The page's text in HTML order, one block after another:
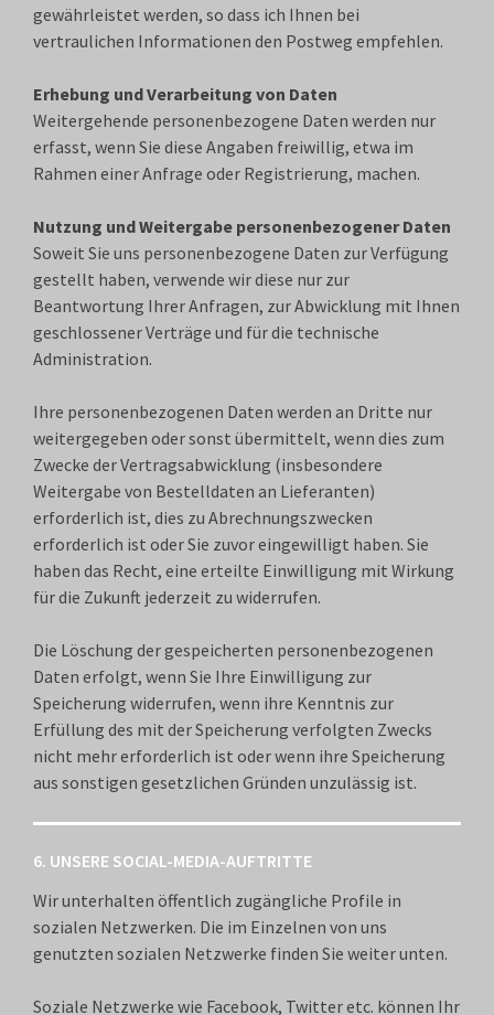
gewährleistet werden, so dass ich Ihnen bei
vertraulichen Informationen den Postweg empfehlen.
Erhebung und Verarbeitung von Daten
Weitergehende personenbezogene Daten werden nur
erfasst, wenn Sie diese Angaben freiwillig, etwa im
Rahmen einer Anfrage oder Registrierung, machen.
Nutzung und Weitergabe personenbezogener Daten
Soweit Sie uns personenbezogene Daten zur Verfügung
gestellt haben, verwende wir diese nur zur
Beantwortung Ihrer Anfragen, zur Abwicklung mit Ihnen
geschlossener Verträge und für die technische
Administration.
Ihre personenbezogenen Daten werden an Dritte nur
weitergegeben oder sonst übermittelt, wenn dies zum
Zwecke der Vertragsabwicklung (insbesondere
Weitergabe von Bestelldaten an Lieferanten)
erforderlich ist, dies zu Abrechnungszwecken
erforderlich ist oder Sie zuvor eingewilligt haben. Sie
haben das Recht, eine erteilte Einwilligung mit Wirkung
für die Zukunft jederzeit zu widerrufen.
Die Löschung der gespeicherten personenbezogenen
Daten erfolgt, wenn Sie Ihre Einwilligung zur
Speicherung widerrufen, wenn ihre Kenntnis zur
Erfüllung des mit der Speicherung verfolgten Zwecks
nicht mehr erforderlich ist oder wenn ihre Speicherung
aus sonstigen gesetzlichen Gründen unzulässig ist.
6. UNSERE SOCIAL-MEDIA-AUFTRITTE
Wir unterhalten öffentlich zugängliche Profile in
sozialen Netzwerken. Die im Einzelnen von uns
genutzten sozialen Netzwerke finden Sie weiter unten.
Soziale Netzwerke wie Facebook, Twitter etc. können Ihr